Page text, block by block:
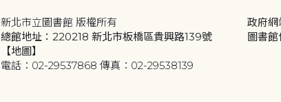
新北市立圖書館 版權所有
總館地址：220218 新北市板橋區貴興路139號
【地圖】
電話：02-29537868 傳真：02-29538139
政府網
圖書